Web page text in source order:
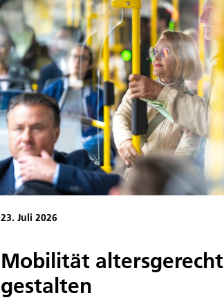
23. Juli 2026
Mobilität altersgerecht
gestalten